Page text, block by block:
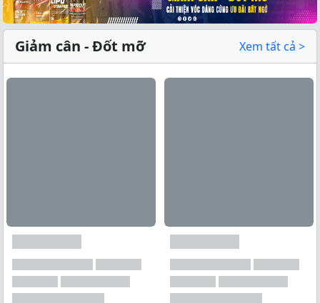
Xem tất cả →
Giảm cân - Đốt mỡ Xem tất cả >